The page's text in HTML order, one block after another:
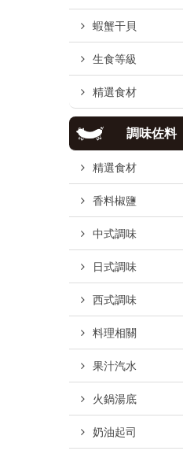
蝦蟹干貝
生食等級
精選食材
調味佐料
精選食材
香料椒鹽
中式調味
日式調味
西式調味
料理相關
果汁汽水
火鍋湯底
奶油起司